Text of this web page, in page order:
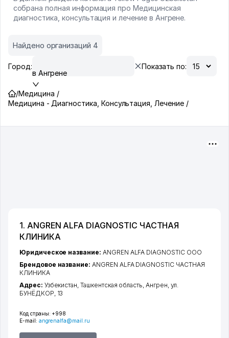
собрана полная информация про Медицинская
диагностика, консультация и лечение в Ангрене.
Найдено организаций 4
Город:
в Ангрене
Показать по:
/Медицина /
Медицина - Диагностика, Консультация, Лечение /
1. ANGREN ALFA DIAGNOSTIC ЧАСТНАЯ
КЛИНИКА
Код страны: +998
E-mail: angrenalfa@mail.ru
Юридическое название: ANGREN ALFA DIAGNOSTIC ООО
Брендовое название: ANGREN ALFA DIAGNOSTIC ЧАСТНАЯ
КЛИНИКА
Адрес: Узбекистан,Ташкентская область,Ангрен, ул.
БУНЁДКОР, 13